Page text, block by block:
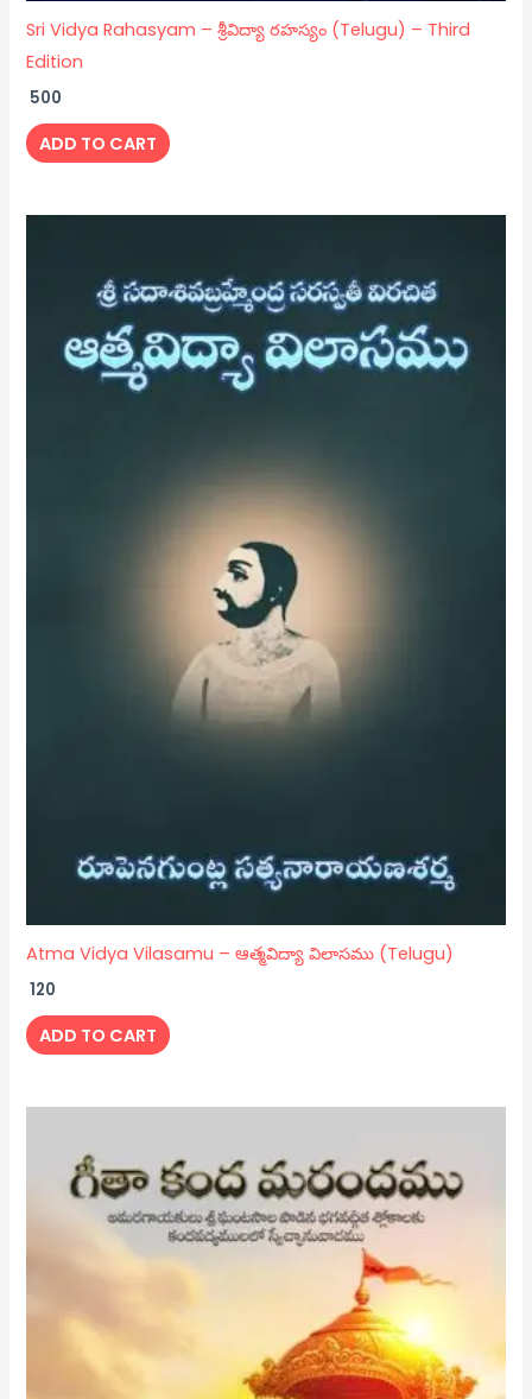
Sri Vidya Rahasyam – శ్రీవిద్యా రహస్యం (Telugu) – Third
Edition
500
ADD TO CART
Atma Vidya Vilasamu – ఆత్మవిద్యా విలాసము (Telugu)
120
ADD TO CART